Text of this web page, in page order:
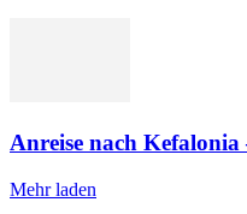
Anreise nach
Mehr laden